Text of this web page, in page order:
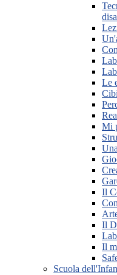
Le
Mi
Il
Il
Il
Scuola